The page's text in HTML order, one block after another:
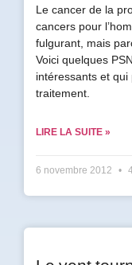
Le cancer de la
cancers pour
fulgurant, mais
Voici quelques
intéressants et
traitement.
LIRE LA SUITE »
6 novembre 2012
mon
infolettre.
Prénom
*
Vous